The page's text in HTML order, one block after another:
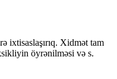
ixtisaslaşırıq. Xidmət tam
öyrənilməsi və s.